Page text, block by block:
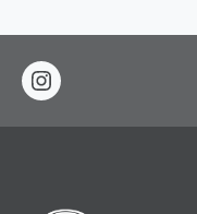
instagram